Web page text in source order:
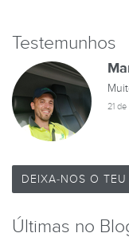
Testemunhos
21
DEIXA-NOS O
Últimas no